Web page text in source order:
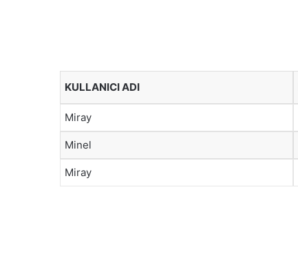
KULLANICI ADI
Miray
Minel
Miray